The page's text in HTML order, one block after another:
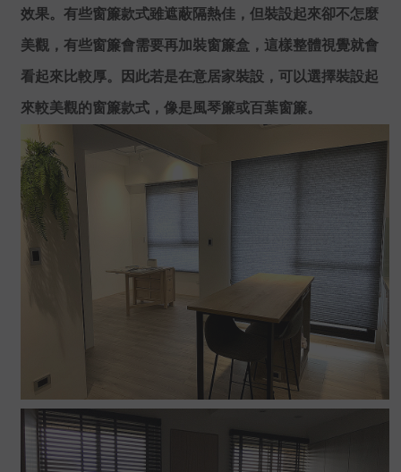
效果。有些窗簾款式雖遮蔽隔熱佳，但裝設起來卻不怎麼
美觀，有些窗簾會需要再加裝窗簾盒，這樣整體視覺就會
看起來比較厚。因此若是在意居家裝設，可以選擇裝設起
來較美觀的窗簾款式，像是風琴簾或百葉窗簾。